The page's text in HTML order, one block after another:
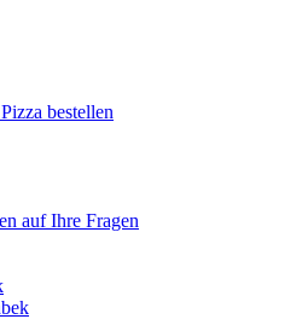
bestellen
auf Ihre Fragen